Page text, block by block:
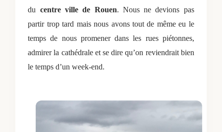
du centre ville de Rouen. Nous ne devions pas
partir trop tard mais nous avons tout de même eu le
temps de nous promener dans les rues piétonnes,
admirer la cathédrale et se dire qu’on reviendrait bien
le temps d’un week-end.